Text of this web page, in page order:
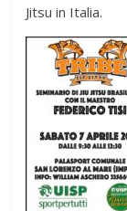
Jitsu in Italia.